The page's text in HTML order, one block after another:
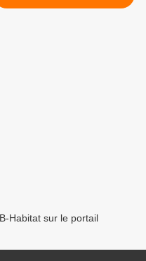
Mothron par la CGT au CA
Habitat sur le portail